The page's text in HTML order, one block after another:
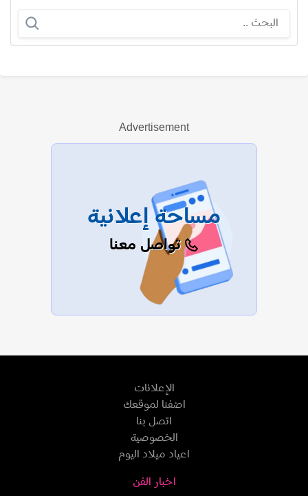
عرض الكل
Advertisement
مساحة إعلانية
تواصل معنا
الإعلانات
اضفنا لموقعك
اتصل بنا
الخصوصية
اعياد ميلاد اليوم
اخبار الفن